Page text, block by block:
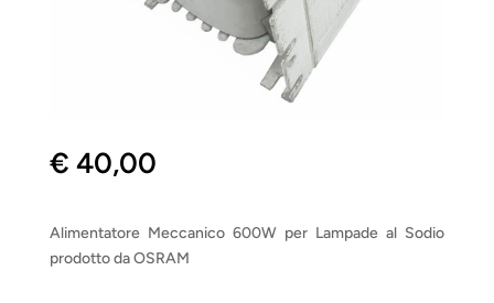
€ 40,00
Alimentatore Meccanico 600W per Lampade al Sodio
prodotto da OSRAM